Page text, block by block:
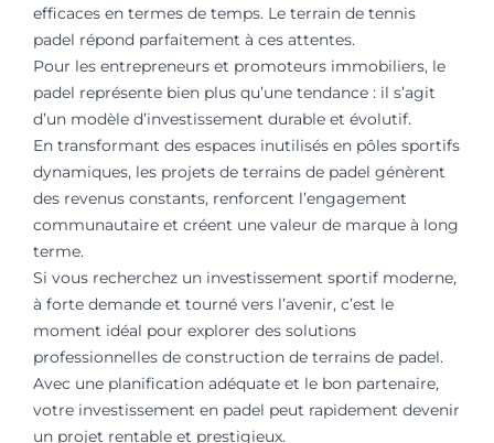
efficaces en termes de temps. Le terrain de tennis
padel répond parfaitement à ces attentes.
Pour les entrepreneurs et promoteurs immobiliers, le
padel représente bien plus qu’une tendance : il s’agit
d’un modèle d’investissement durable et évolutif.
En transformant des espaces inutilisés en pôles sportifs
dynamiques, les projets de terrains de padel génèrent
des revenus constants, renforcent l’engagement
communautaire et créent une valeur de marque à long
terme.
Si vous recherchez un investissement sportif moderne,
à forte demande et tourné vers l’avenir, c’est le
moment idéal pour explorer des solutions
professionnelles de construction de terrains de padel.
Avec une planification adéquate et le bon partenaire,
votre investissement en padel peut rapidement devenir
un projet rentable et prestigieux.